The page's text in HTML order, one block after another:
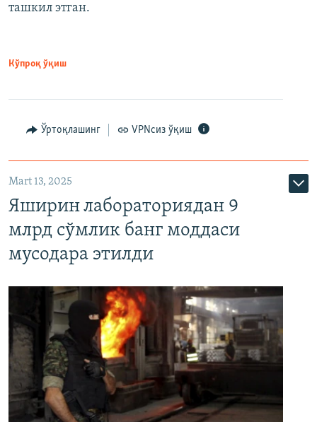
ташкил этган.
Кўпроқ ўқиш
Ўртоқлашинг VPNсиз ўқиш
Mart 13, 2025
Яширин лабораториядан 9
млрд сўмлик банг моддаси
мусодара этилди